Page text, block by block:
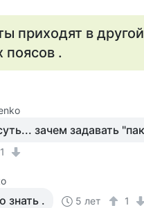
приходят в
поясов .
зачем задавать
1
знать . 5 лет 1